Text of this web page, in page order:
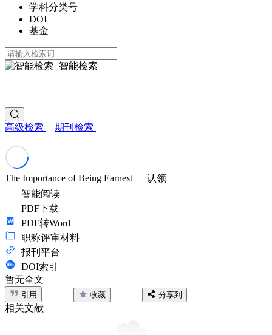
学科分类号
DOI
基金
智能检索
高级检索 期刊检索
The Importance of Being Earnest
认领
智能阅读
PDF下载
PDF转Word
职称评审材料
报刊平台
DOI索引
暂无全文
引用 收藏 分享到
相关文献